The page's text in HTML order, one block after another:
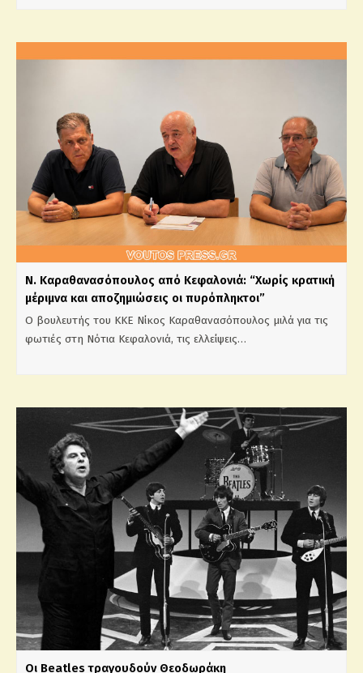
Ν. Καραθανασόπουλος από Κεφαλονιά: “Χωρίς κρατική
μέριμνα και αποζημιώσεις οι πυρόπληκτοι”
Ο βουλευτής του ΚΚΕ Νίκος Καραθανασόπουλος μιλά για τις
φωτιές στη Νότια Κεφαλονιά, τις ελλείψεις…
Οι Beatles τραγουδούν Θεοδωράκη